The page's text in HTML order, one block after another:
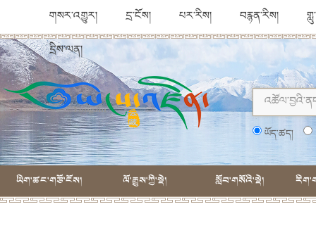
གསར་འགྱུར། དྲ་ངོས། པར་རིས། བརྙན་རིས།
དྲིས་ལན།
ཡོད་ཚད།
ཡིག་ཚང་གཙོ་ངོས། ལོ་རྒྱུས་ཀྱི་སྡེ། སློབ་གསོའི་སྡེ།